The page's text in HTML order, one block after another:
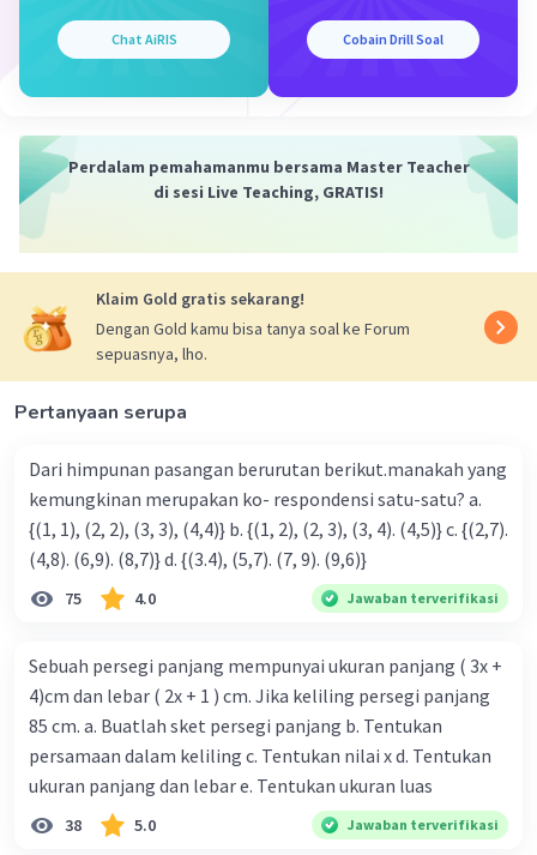
tersebut adalah 3,14*(5)² = 78,5 meter persegi. Semoga
penjelasan ini membantu kamu memahami konsepnya
Iklan
Chat AiRIS Cobain Drill Soal
Perdalam pemahamanmu bersama Master Teacher
di sesi Live Teaching, GRATIS!
Klaim Gold gratis sekarang!
Dengan Gold kamu bisa tanya soal ke Forum
sepuasnya, lho.
Pertanyaan serupa
Dari himpunan pasangan berurutan berikut.manakah yang
kemungkinan merupakan ko- respondensi satu-satu? a.
{(1, 1), (2, 2), (3, 3), (4,4)} b. {(1, 2), (2, 3), (3, 4). (4,5)} c. {(2,7).
(4,8). (6,9). (8,7)} d. {(3.4), (5,7). (7, 9). (9,6)}
75 4.0 Jawaban terverifikasi
Sebuah persegi panjang mempunyai ukuran panjang ( 3x +
4)cm dan lebar ( 2x + 1 ) cm. Jika keliling persegi panjang
85 cm. a. Buatlah sket persegi panjang b. Tentukan
persamaan dalam keliling c. Tentukan nilai x d. Tentukan
ukuran panjang dan lebar e. Tentukan ukuran luas
38 5.0 Jawaban terverifikasi